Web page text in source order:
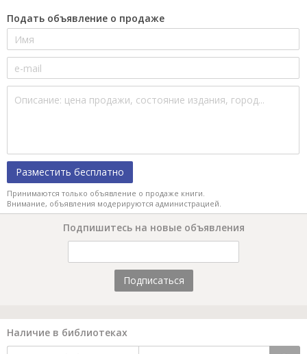
Подать объявление о продаже
Разместить бесплатно
Принимаются только объявление о продаже книги.
Внимание, объявления модерируются администрацией.
Подпишитесь на новые объявления
Подписаться
Наличие в библиотеках